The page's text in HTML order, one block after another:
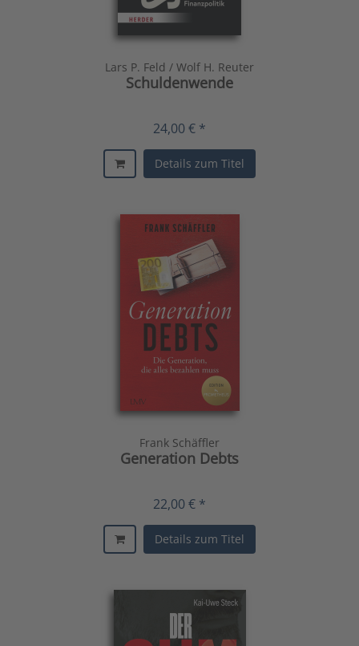
Lars P. Feld / Wolf H. Reuter
Schuldenwende
24,00 € *
Details zum Titel
Frank Schäffler
Generation Debts
22,00 € *
Details zum Titel